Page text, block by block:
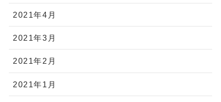
2021年4月
2021年3月
2021年2月
2021年1月